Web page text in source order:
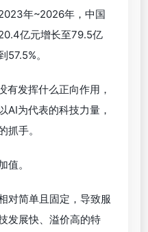
年~2026年，中国
亿元增长至79.5亿
。
有发挥什么正向作用，
AI为代表的科技力量，
抓手。
值。
对简单且固定，导致服
发展快、溢价高的特